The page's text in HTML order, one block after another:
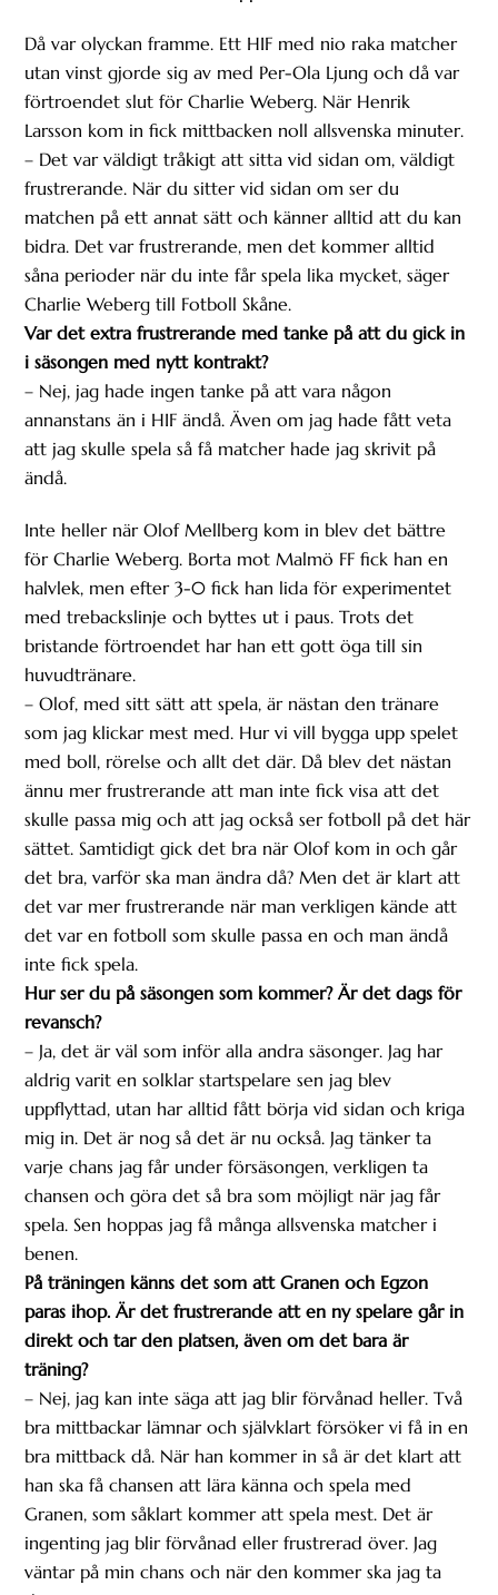
Då var olyckan framme. Ett HIF med nio raka matcher
utan vinst gjorde sig av med Per-Ola Ljung och då var
förtroendet slut för Charlie Weberg. När Henrik
Larsson kom in fick mittbacken noll allsvenska minuter.
– Det var väldigt tråkigt att sitta vid sidan om, väldigt
frustrerande. När du sitter vid sidan om ser du
matchen på ett annat sätt och känner alltid att du kan
bidra. Det var frustrerande, men det kommer alltid
såna perioder när du inte får spela lika mycket, säger
Charlie Weberg till Fotboll Skåne.
Var det extra frustrerande med tanke på att du gick in
i säsongen med nytt kontrakt?
– Nej, jag hade ingen tanke på att vara någon
annanstans än i HIF ändå. Även om jag hade fått veta
att jag skulle spela så få matcher hade jag skrivit på
ändå.
Inte heller när Olof Mellberg kom in blev det bättre
för Charlie Weberg. Borta mot Malmö FF fick han en
halvlek, men efter 3-0 fick han lida för experimentet
med trebackslinje och byttes ut i paus. Trots det
bristande förtroendet har han ett gott öga till sin
huvudtränare.
– Olof, med sitt sätt att spela, är nästan den tränare
som jag klickar mest med. Hur vi vill bygga upp spelet
med boll, rörelse och allt det där. Då blev det nästan
ännu mer frustrerande att man inte fick visa att det
skulle passa mig och att jag också ser fotboll på det här
sättet. Samtidigt gick det bra när Olof kom in och går
det bra, varför ska man ändra då? Men det är klart att
det var mer frustrerande när man verkligen kände att
det var en fotboll som skulle passa en och man ändå
inte fick spela.
Hur ser du på säsongen som kommer? Är det dags för
revansch?
– Ja, det är väl som inför alla andra säsonger. Jag har
aldrig varit en solklar startspelare sen jag blev
uppflyttad, utan har alltid fått börja vid sidan och kriga
mig in. Det är nog så det är nu också. Jag tänker ta
varje chans jag får under försäsongen, verkligen ta
chansen och göra det så bra som möjligt när jag får
spela. Sen hoppas jag få många allsvenska matcher i
benen.
På träningen känns det som att Granen och Egzon
paras ihop. Är det frustrerande att en ny spelare går in
direkt och tar den platsen, även om det bara är
träning?
– Nej, jag kan inte säga att jag blir förvånad heller. Två
bra mittbackar lämnar och självklart försöker vi få in en
bra mittback då. När han kommer in så är det klart att
han ska få chansen att lära känna och spela med
Granen, som såklart kommer att spela mest. Det är
ingenting jag blir förvånad eller frustrerad över. Jag
väntar på min chans och när den kommer ska jag ta